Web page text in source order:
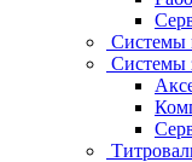
Системы
Системы